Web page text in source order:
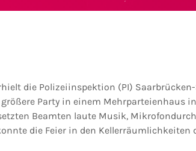
die Polizeiinspektion (PI)
Party in einem Mehrparteienhaus
Beamten laute Musik,
die Feier in den Kellerräumlichkeiten